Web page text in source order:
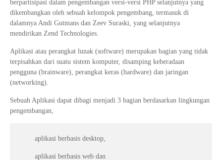
berpartisipasi dalam pengembangan versi-versi PHP selanjutnya yang
dikembangkan oleh sebuah kelompok pengembang, termasuk di
dalamnya Andi Gutmans dan Zeev Suraski, yang selanjutnya
mendirikan Zend Technologies.
Aplikasi atau perangkat lunak (software) merupakan bagian yang tidak
terpisahkan dari suatu sistem komputer, disamping keberadaan
pengguna (brainware), perangkat keras (hardware) dan jaringan
(networking).
Sebuah Aplikasi dapat dibagi menjadi 3 bagian berdasarkan lingkungan
pengembangan,
aplikasi berbasis desktop,
aplikasi berbasis web dan